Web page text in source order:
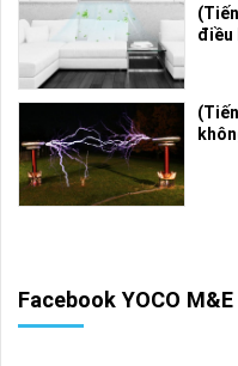
điều
Facebook YOCO M&E